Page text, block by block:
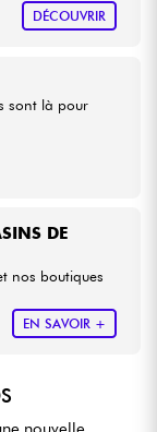
DÉCOUVRIR
DE
nos boutiques
EN SAVOIR +
sont là pour